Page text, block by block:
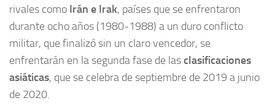
rivales como Irán e Irak, países que se enfrentaron
durante ocho años (1980-1988) a un duro conflicto
militar, que finalizó sin un claro vencedor, se
enfrentarán en la segunda fase de lasclasificaciones
asiáticas, que se celebra de septiembre de 2019 a junio
de 2020.